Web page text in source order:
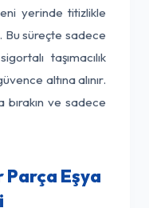
yerinde titizlikle
Bu süreçte sadece
taşımacılık
altına alınır.
bırakın ve sadece
Eşya